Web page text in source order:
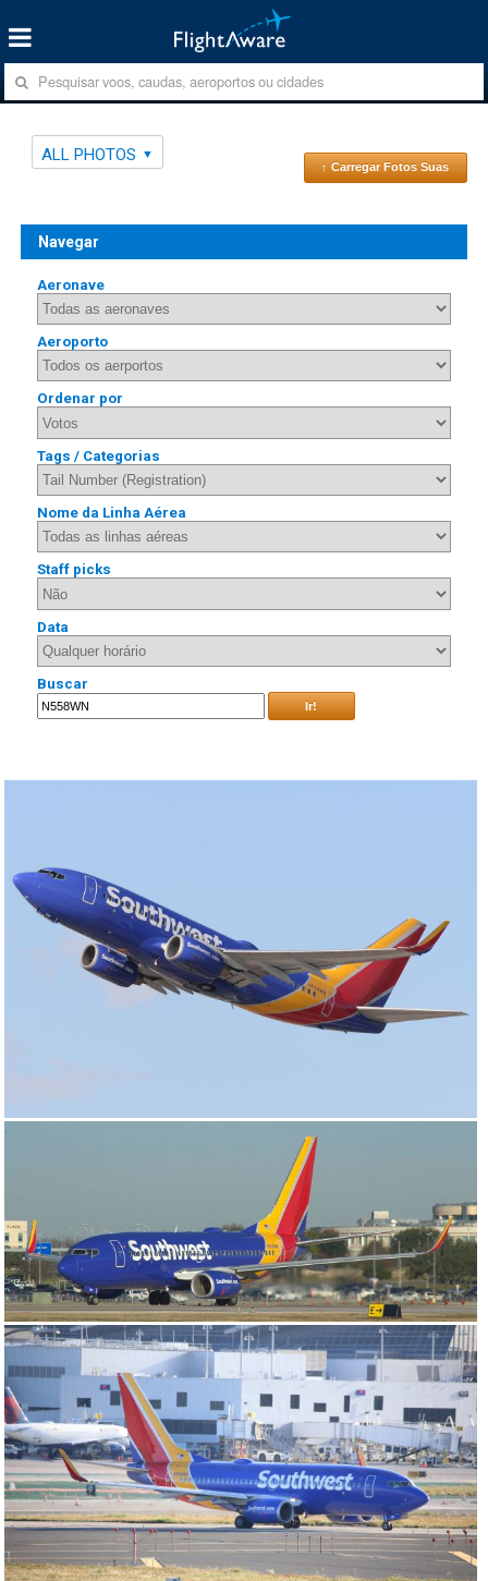
ALL PHOTOS
↑ Carregar Fotos Suas
Navegar
Aeronave
Aeroporto
Ordenar por
Tags / Categorias
Nome da Linha Aérea
Staff picks
Data
Buscar
Ir!